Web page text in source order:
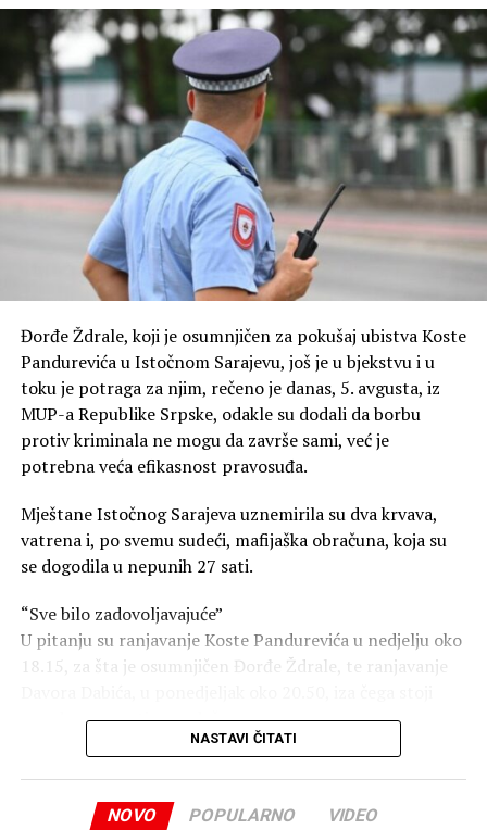
Đorđe Ždrale, koji je osumnjičen za pokušaj ubistva Koste
Pandurevića u Istočnom Sarajevu, još je u bjekstvu i u
toku je potraga za njim, rečeno je danas, 5. avgusta, iz
MUP-a Republike Srpske, odakle su dodali da borbu
protiv kriminala ne mogu da završe sami, već je
potrebna veća efikasnost pravosuđa.
Mještane Istočnog Sarajeva uznemirila su dva krvava,
vatrena i, po svemu sudeći, mafijaška obračuna, koja su
se dogodila u nepunih 27 sati.
“Sve bilo zadovoljavajuće”
U pitanju su ranjavanje Koste Pandurevića u nedjelju oko
18.15, za šta je osumnjičen Đorđe Ždrale, te ranjavanje
zasad nepoznati napadač.
Istočno Sarajevo, rekao je da je stanje bezbjednosti na
NASTAVI ČITATI
NOVO POPULARNO VIDEO